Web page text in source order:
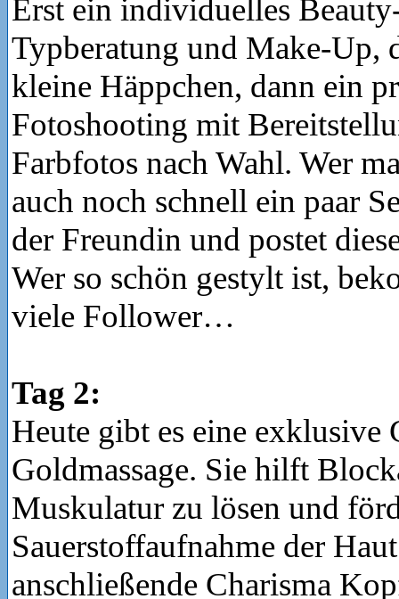
Erst ein individuelles
Typberatung und Make-Up,
kleine Häppchen, dann ein
Fotoshooting mit
Farbfotos nach Wahl. Wer
auch noch schnell ein paar
der Freundin und postet
Wer so schön gestylt ist,
viele Follower…
Tag 2:
Heute gibt es eine exklusive
Goldmassage. Sie hilft
Muskulatur zu lösen und
Sauerstoffaufnahme der
anschließende Charisma